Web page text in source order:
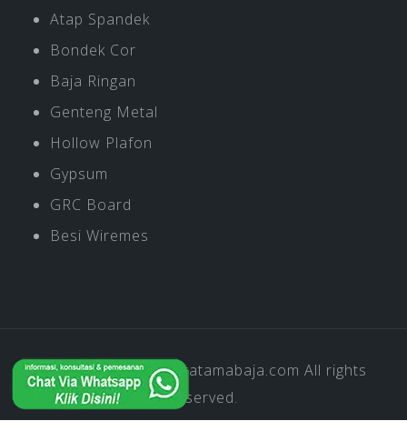
Atap Spandek
Bondek Cor
Baja Ringan
Genteng Metal
Hollow Plafon
Gypsum
GRC Board
Besi Wiremes
Copyright © 2019Pratamabaja.com All rights
reserved.